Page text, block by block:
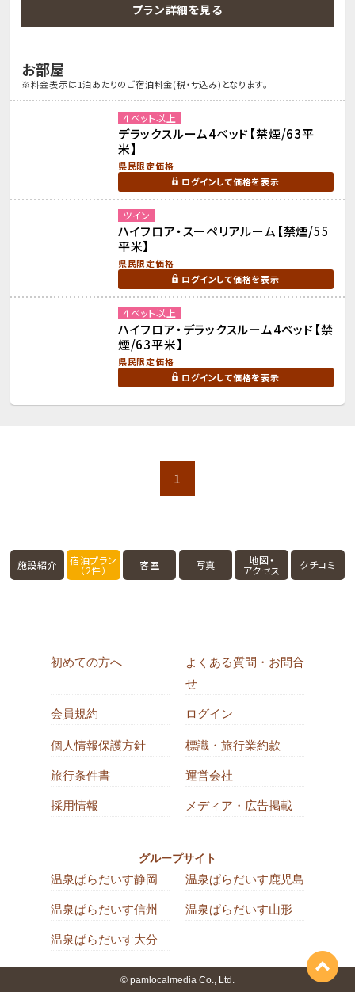
プラン詳細を見る
お部屋
※料金表示は1泊あたりのご宿泊料金(税・サ込み)となります。
４ベット以上
デラックスルーム4ベッド【禁煙/63平
米】
県民限定価格
ログインして価格を表示
ツイン
ハイフロア・スーペリアルーム【禁煙/55
平米】
県民限定価格
ログインして価格を表示
４ベット以上
ハイフロア・デラックスルーム4ベッド【禁
煙/63平米】
県民限定価格
ログインして価格を表示
1
施設紹介 宿泊プラン
（2件） 客室 写真 地図・
アクセス クチコミ
初めての方へ
よくある質問・お問合
せ
会員規約 ログイン
個人情報保護方針 標識・旅行業約款
旅行条件書 運営会社
採用情報 メディア・広告掲載
グループサイト
温泉ぱらだいす静岡 温泉ぱらだいす鹿児島
温泉ぱらだいす信州 温泉ぱらだいす山形
温泉ぱらだいす大分
© pamlocalmedia Co., Ltd.